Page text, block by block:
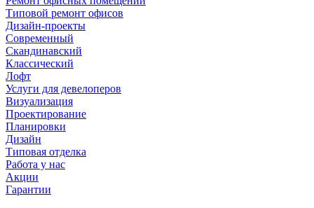
Типовой ремонт офисов
Дизайн-проекты
Современный
Скандинавский
Классический
Лофт
Услуги для девелоперов
Визуализация
Проектирование
Планировки
Дизайн
Типовая отделка
Работа у нас
Акции
Гарантии